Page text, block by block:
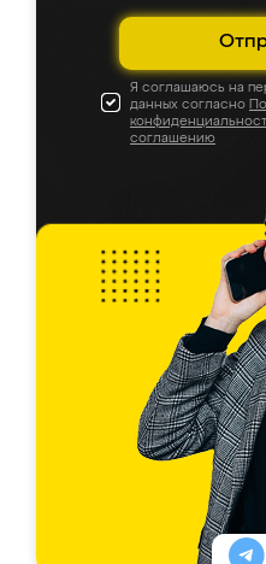
Я соглашаюсь на
данных согласно
соглашению